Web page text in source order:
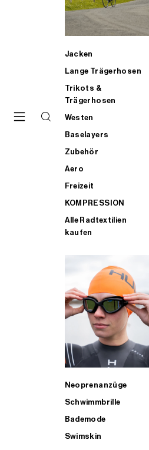
Jacken
Lange Trägerhosen
Trikots &
Trägerhosen
Westen
Baselayers
Zubehör
Aero
Freizeit
KOMPRESSION
Alle Radtextilien
kaufen
Neoprenanzüge
Schwimmbrille
Bademode
Swimskin